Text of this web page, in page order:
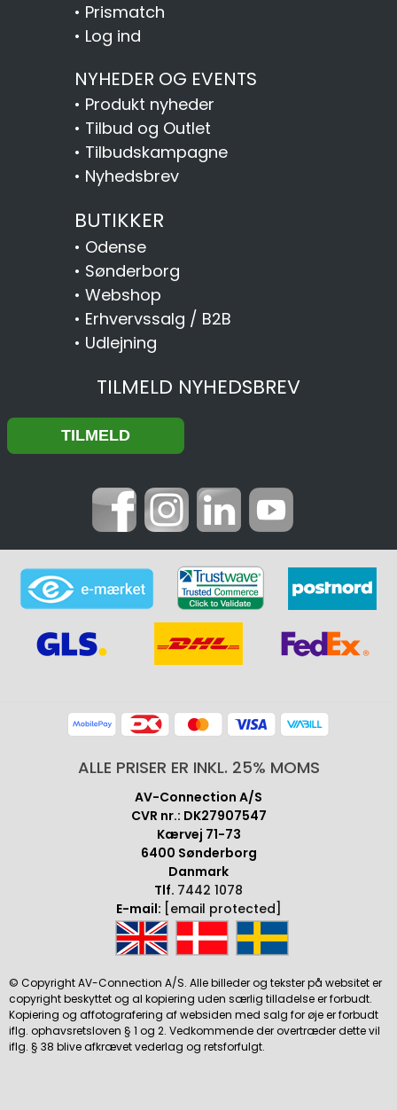
• Prismatch
• Log ind
NYHEDER OG EVENTS
• Produkt nyheder
• Tilbud og Outlet
• Tilbudskampagne
• Nyhedsbrev
BUTIKKER
• Odense
• Sønderborg
• Webshop
• Erhvervssalg / B2B
• Udlejning
TILMELD NYHEDSBREV
ALLE PRISER ER INKL. 25% MOMS
AV-Connection A/S
CVR nr.: DK27907547
Kærvej 71-73
6400 Sønderborg
Danmark
Tlf. 7442 1078
E-mail: [email protected]
© Copyright AV-Connection A/S. Alle billeder og tekster på websitet er
copyright beskyttet og al kopiering uden særlig tilladelse er forbudt.
Kopiering og affotografering af websiden med salg for øje er forbudt
iflg. ophavsretsloven § 1 og 2. Vedkommende der overtræder dette vil
iflg. § 38 blive afkrævet vederlag og retsforfulgt.